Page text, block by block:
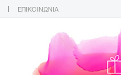
ΕΠΙΚΟΙΝΩΝΙΑ